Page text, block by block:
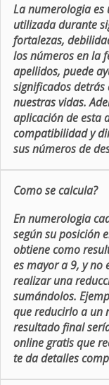
La numerologia
utilizada durante
fortalezas,
los números en la
apellidos, puede
significados detrás
nuestras vidas.
aplicación de esta
compatibilidad y
sus números de
Como se calcula?
En numerologia
según su posición
obtiene como
es mayor a 9, y no
realizar una
sumándolos.
que reducirlo a un
resultado final
online gratis que
te da detalles